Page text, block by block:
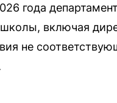
года
включая
не